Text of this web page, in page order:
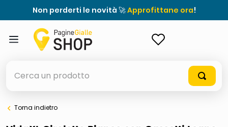
Non perderti le novità 🚀Approfittane ora!
elenchi telefonici
Torna indietro